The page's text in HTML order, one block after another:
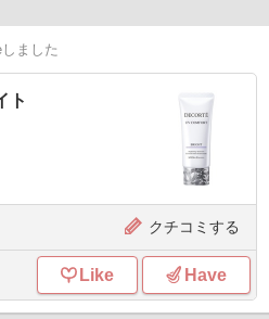
ました
ト
クチコミする
Like Have